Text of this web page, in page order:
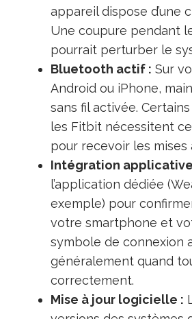
appareil dispose d’une
Une coupure pendant
pourrait perturber le
Bluetooth actif : Sur
Android ou iPhone,
sans fil activée.
les Fitbit nécessitent
pour recevoir les mises
Intégration
l’application dédiée
exemple) pour
votre smartphone et
symbole de connexion
généralement quand
correctement.
Mise à jour logicielle :